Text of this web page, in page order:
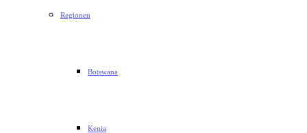
Regionen
Botswana
Kenia